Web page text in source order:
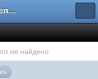
Форум владельцев интернет-магазинов
не найдено.